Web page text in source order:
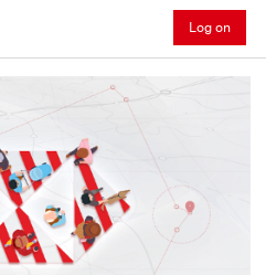
Log on